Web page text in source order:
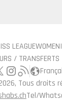
LEAGUEWOMEN
/ TRANSFERTS
Tous droits
Tel/